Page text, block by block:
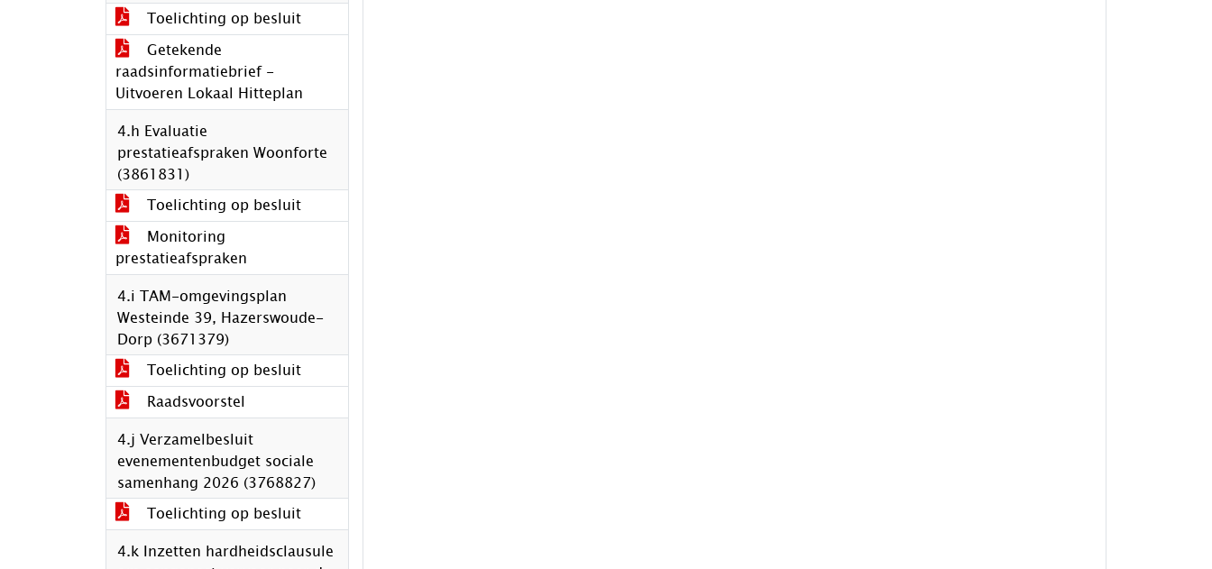
Toelichting op besluit
Getekende
raadsinformatiebrief -
Uitvoeren Lokaal Hitteplan
4.h Evaluatie
prestatieafspraken Woonforte
(3861831)
Toelichting op besluit
Monitoring
prestatieafspraken
4.i TAM-omgevingsplan
Westeinde 39, Hazerswoude-
Dorp (3671379)
Toelichting op besluit
Raadsvoorstel
4.j Verzamelbesluit
evenementenbudget sociale
samenhang 2026 (3768827)
Toelichting op besluit
4.k Inzetten hardheidsclausule